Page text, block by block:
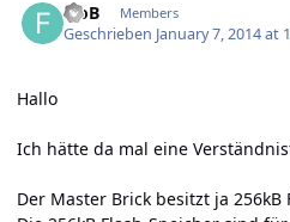
FloB Members
Geschrieben January 7, 2014 at
Hallo
Ich hätte da mal eine
Der Master Brick besitzt ja 256kB